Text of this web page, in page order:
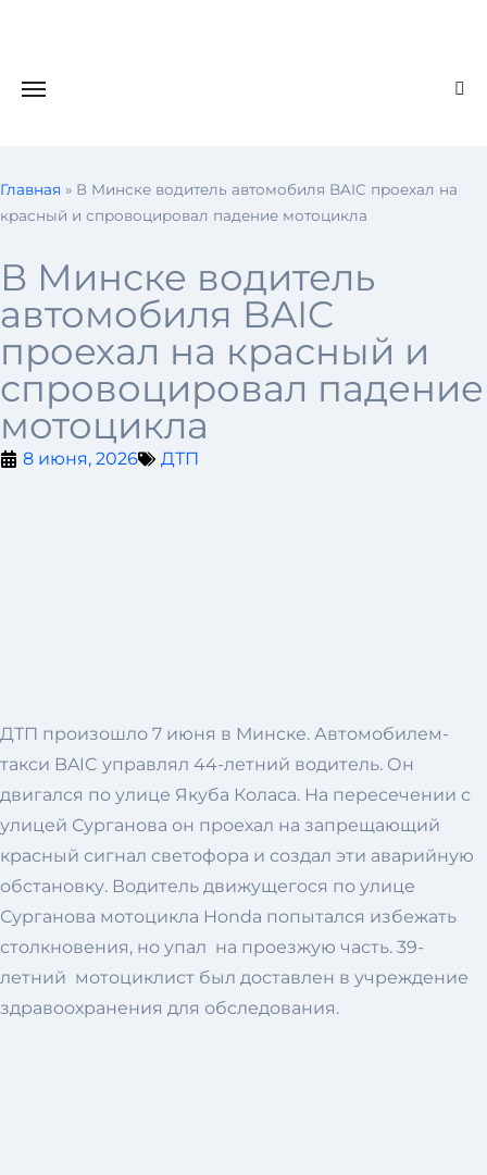
Главная » В Минске водитель автомобиля BAIC проехал на
красный и спровоцировал падение мотоцикла
В Минске водитель
автомобиля BAIC
проехал на красный и
спровоцировал падение
мотоцикла
8 июня, 2026 ДТП
ДТП произошло 7 июня в Минске. Автомобилем-
такси BAIC управлял 44-летний водитель. Он
двигался по улице Якуба Коласа. На пересечении с
улицей Сурганова он проехал на запрещающий
красный сигнал светофора и создал эти аварийную
обстановку. Водитель движущегося по улице
Сурганова мотоцикла Honda попытался избежать
столкновения, но упал на проезжую часть. 39-
летний мотоциклист был доставлен в учреждение
здравоохранения для обследования.